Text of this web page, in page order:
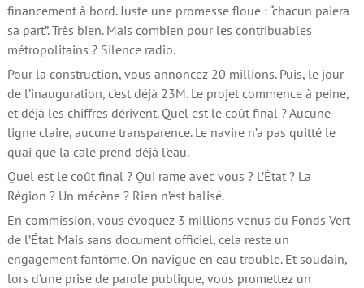
financement à bord. Juste une promesse floue : “chacun paiera
sa part”. Très bien. Mais combien pour les contribuables
métropolitains ? Silence radio.
Pour la construction, vous annoncez 20 millions. Puis, le jour
de l’inauguration, c’est déjà 23M. Le projet commence à peine,
et déjà les chiffres dérivent. Quel est le coût final ? Aucune
ligne claire, aucune transparence. Le navire n’a pas quitté le
quai que la cale prend déjà l’eau.
Quel est le coût final ? Qui rame avec vous ? L’État ? La
Région ? Un mécène ? Rien n’est balisé.
En commission, vous évoquez 3 millions venus du Fonds Vert
de l’État. Mais sans document officiel, cela reste un
engagement fantôme. On navigue en eau trouble. Et soudain,
lors d’une prise de parole publique, vous promettez un